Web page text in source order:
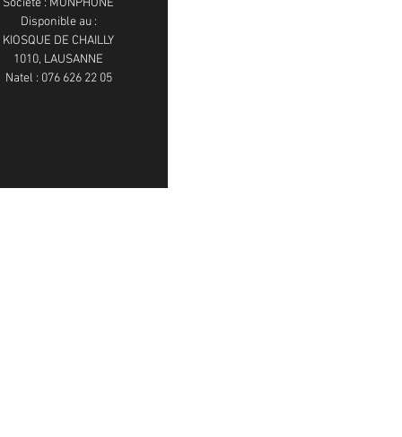
Société : MONPHONE
Disponible au :
KIOSQUE DE CHAILLY
1010, LAUSANNE
Natel : 076 626 22 05